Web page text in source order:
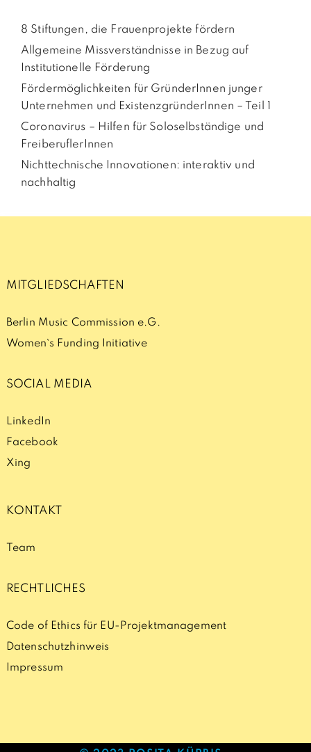
8 Stiftungen, die Frauenprojekte fördern
Allgemeine Missverständnisse in Bezug auf
Institutionelle Förderung
Fördermöglichkeiten für GründerInnen junger
Unternehmen und ExistenzgründerInnen – Teil 1
Coronavirus – Hilfen für Soloselbständige und
FreiberuflerInnen
Nichttechnische Innovationen: interaktiv und
nachhaltig
MITGLIEDSCHAFTEN
Berlin Music Commission e.G.
Women`s Funding Initiative
SOCIAL MEDIA
LinkedIn
Facebook
Xing
KONTAKT
Team
RECHTLICHES
Code of Ethics für EU-Projektmanagement
Datenschutzhinweis
Impressum